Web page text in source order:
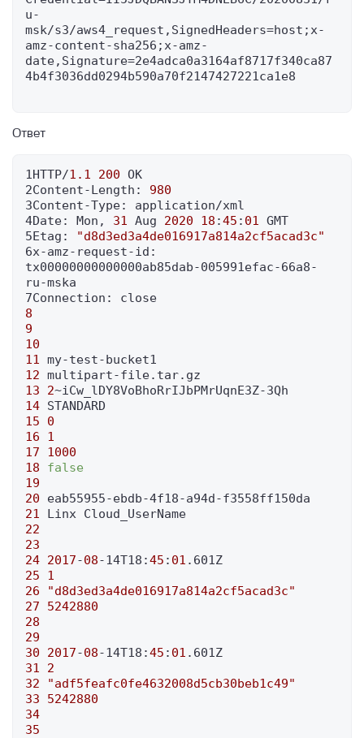
u-
msk/s3/aws4_request,SignedHeaders=host;x-
amz-content-sha256;x-amz-
date,Signature=2e4adca0a3164af8717f340ca87
4b4f3036dd0294b590a70f2147427221ca1e8
Ответ
1HTTP/1.1 200 OK
2Content-Length: 980
3Content-Type: application/xml
4Date: Mon, 31 Aug 2020 18 :45 : 01 GMT
5Etag:
"d8d3ed3a4de016917a814a2cf5acad3c"
6x-amz-request-id:
tx00000000000000ab85dab-005991efac-66a8-
ru-mska
8
9
10
11
12
13
2
14
15
0
16
1
17
1000
18
false
19
20
21
22
23
24 2017-08-14T18:45 : 01
25
1
26
"d8d3ed3a4de016917a814a2cf5acad3c"
27
5242880
28
29
30
2017-08-14T18:45 : 01
31
2
32
"adf5feafc0fe4632008d5cb30beb1c49"
33
5242880
34
35